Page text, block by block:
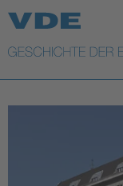
Top Themen
Weitere Themen